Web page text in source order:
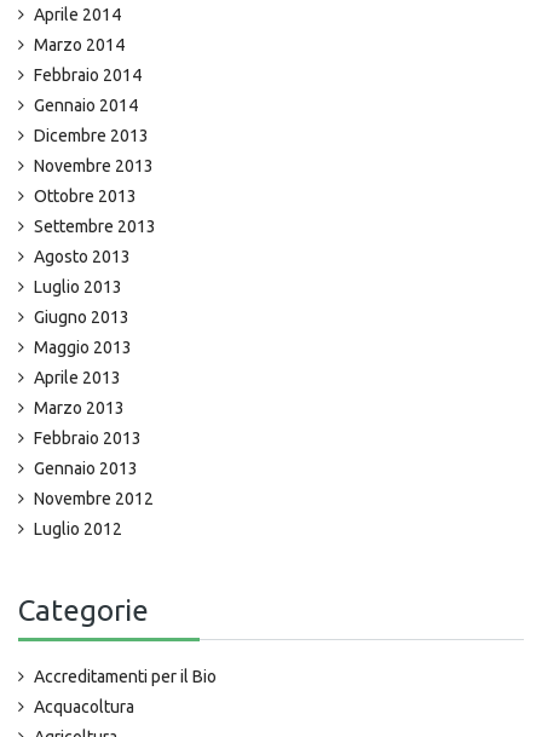
Aprile 2014
Marzo 2014
Febbraio 2014
Gennaio 2014
Dicembre 2013
Novembre 2013
Ottobre 2013
Settembre 2013
Agosto 2013
Luglio 2013
Giugno 2013
Maggio 2013
Aprile 2013
Marzo 2013
Febbraio 2013
Gennaio 2013
Novembre 2012
Luglio 2012
Categorie
Accreditamenti per il Bio
Acquacoltura